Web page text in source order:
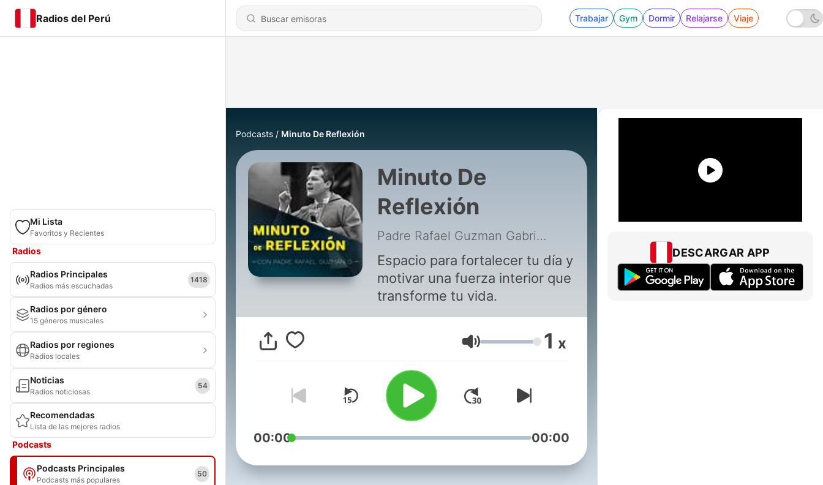
Radios del Perú Trabajar Gym Dormir Relajarse Viaje
Mi Lista
Favoritos y Recientes
Radios
Radios Principales
Radios más escuchadas
1418
Radios por género
15 géneros musicales
Radios por regiones
Radios locales
Noticias
Radios noticiosas
54
Recomendadas
Lista de las mejores radios
Podcasts
Podcasts Principales
Podcasts más populares
50
Podcasts Minuto De Reflexión
Minuto De
Reflexión
Padre Rafael Guzman Gabriel
Espacio para fortalecer tu día y
motivar una fuerza interior que
transforme tu vida.
Volumen 1 x
00:00 00:00
DESCARGAR APP